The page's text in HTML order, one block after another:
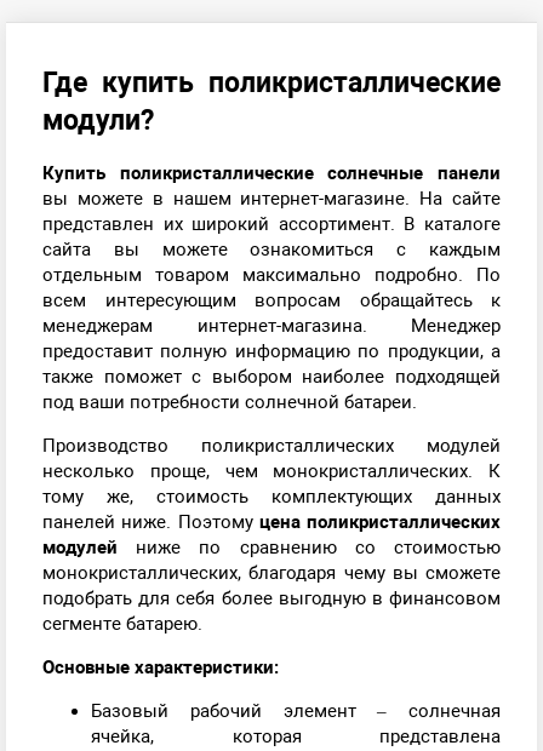
Где купить поликристаллические
модули?
Купить поликристаллические солнечные панели
вы можете в нашем интернет-магазине. На сайте
представлен их широкий ассортимент. В каталоге
сайта вы можете ознакомиться с каждым
отдельным товаром максимально подробно. По
всем интересующим вопросам обращайтесь к
менеджерам интернет-магазина. Менеджер
предоставит полную информацию по продукции, а
также поможет с выбором наиболее подходящей
под ваши потребности солнечной батареи.
Производство поликристаллических модулей
несколько проще, чем монокристаллических. К
тому же, стоимость комплектующих данных
панелей ниже. Поэтому цена поликристаллических
модулей ниже по сравнению со стоимостью
монокристаллических, благодаря чему вы сможете
подобрать для себя более выгодную в финансовом
сегменте батарею.
Основные характеристики:
Базовый рабочий элемент – солнечная
ячейка, которая представлена